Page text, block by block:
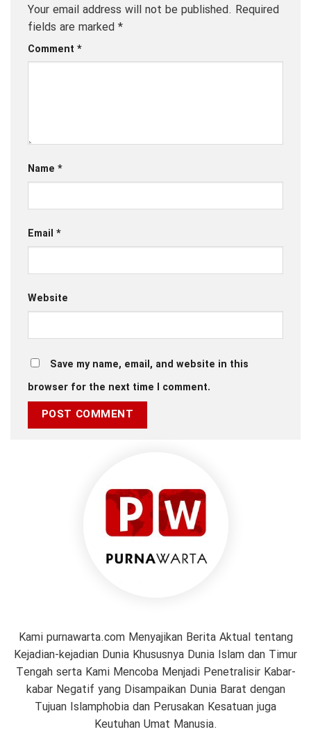
Your email address will not be published. Required
fields are marked *
Comment *
Name *
Email *
Website
Save my name, email, and website in this
browser for the next time I comment.
Kami purnawarta.com Menyajikan Berita Aktual tentang
Kejadian-kejadian Dunia Khususnya Dunia Islam dan Timur
Tengah serta Kami Mencoba Menjadi Penetralisir Kabar-
kabar Negatif yang Disampaikan Dunia Barat dengan
Tujuan Islamphobia dan Perusakan Kesatuan juga
Keutuhan Umat Manusia.